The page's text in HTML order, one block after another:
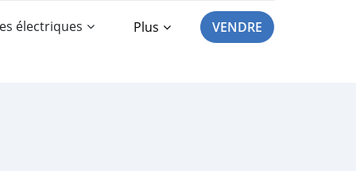
électriques Plus VENDRE